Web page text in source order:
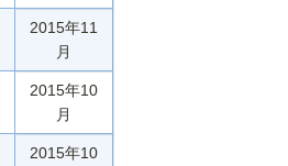
2015年11
月
2015年10
月
2015年10